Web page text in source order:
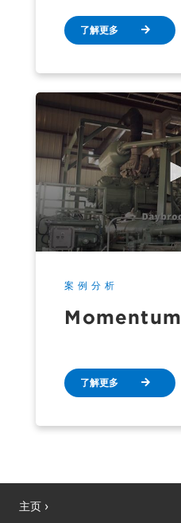
了解更多
案例分析
Momentum
了解更多
主页